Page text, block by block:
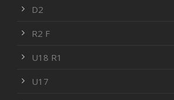
D2
R2 F
U18 R1
U17